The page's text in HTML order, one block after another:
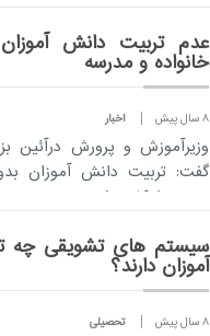
عدم تربیت دانش
خانواده و مدرسه
8 سال پیش اخبار
وزیرآموزش و پرورش درآئین
گفت: تربیت دانش آموزان
مدرسه امکان پذیرنیست.
سیستم های تشویقی چه
آموزان دارند؟
8 سال پیش تحصیلی